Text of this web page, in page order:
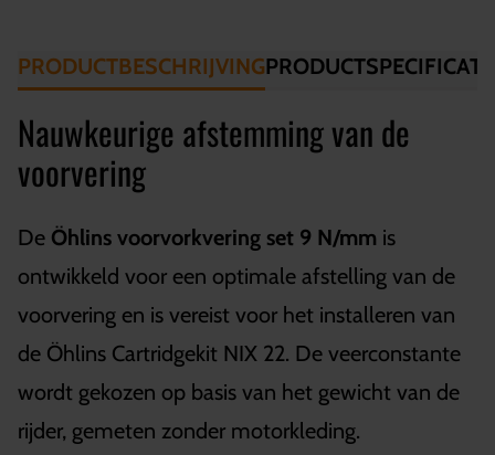
PRODUCTBESCHRIJVING
Nauwkeurige afstemming van de
voorvering
De Öhlins voorvorkvering set 9 N/mm is
ontwikkeld voor een optimale afstelling van de
voorvering en is vereist voor het installeren van
de Öhlins Cartridgekit NIX 22. De veerconstante
wordt gekozen op basis van het gewicht van de
rijder, gemeten zonder motorkleding.